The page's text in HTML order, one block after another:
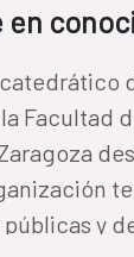
en
Facultad
1989, y
y